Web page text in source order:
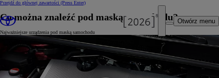
Przejdź do głównej zawartości (Press Enter)
Otwórz menu
Co można znaleźć pod maską samochodu?
Najważniejsze urządzenia pod maską samochodu